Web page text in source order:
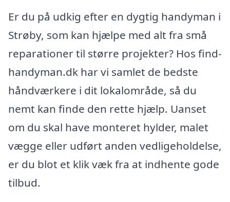
Er du på udkig efter en dygtig handyman i
Strøby, som kan hjælpe med alt fra små
reparationer til større projekter? Hos find-
handyman.dk har vi samlet de bedste
håndværkere i dit lokalområde, så du
nemt kan finde den rette hjælp. Uanset
om du skal have monteret hylder, malet
vægge eller udført anden vedligeholdelse,
er du blot et klik væk fra at indhente gode
tilbud.